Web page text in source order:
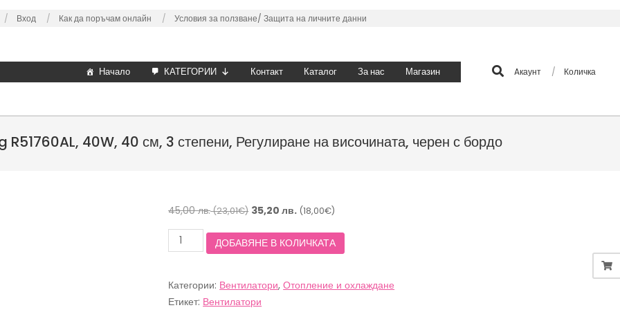
Вход Как да поръчам онлайн Условия за ползване/ Защита на личните данни
Начало КАТЕГОРИИ Контакт Каталог За нас Магазин
Search
Aкаунт Количка
R51760AL, 40W, 40 см, 3 степени, Регулиране на височината, черен с бордо
45,00лв.(23,01€) Original
was:
35,20лв. (18,00€)
е:
количество
стойка
Rosberg
ДОБАВЯНЕ В КОЛИЧКАТА
Категории: Вентилатори,Отопление и охлаждане
Етикет: Вентилатори